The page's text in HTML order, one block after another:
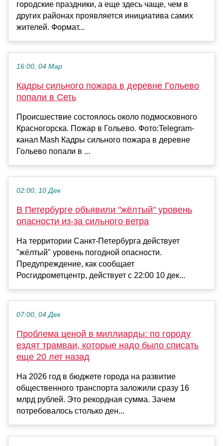
городские праздники, а еще здесь чаще, чем в
других районах проявляется инициатива самих
жителей. Формат...
16:00, 04 Мар
Кадры сильного пожара в деревне Гольево
попали в Сеть
Происшествие состоялось около подмосковного
Красногорска. Пожар в Гольево. Фото:Telegram-
канал Mash Кадры сильного пожара в деревне
Гольево попали в ...
02:00, 10 Дек
В Петербурге объявили "жёлтый" уровень
опасности из-за сильного ветра
На территории Санкт-Петербурга действует
"жёлтый" уровень погодной опасности.
Предупреждение, как сообщает
Росгидрометцентр, действует с 22:00 10 дек...
07:00, 04 Дек
Проблема ценой в миллиарды: по городу
ездят трамваи, которые надо было списать
еще 20 лет назад
На 2026 год в бюджете города на развитие
общественного транспорта заложили сразу 16
млрд рублей. Это рекордная сумма. Зачем
потребовалось столько ден...